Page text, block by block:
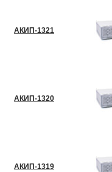
АКИП-1321
АКИП-1320
АКИП-1319